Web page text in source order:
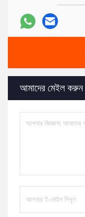
আমাদের মেইল করুন